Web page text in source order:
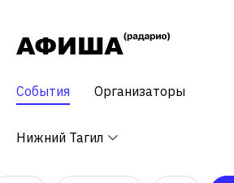
События Организаторы
Нижний Тагил